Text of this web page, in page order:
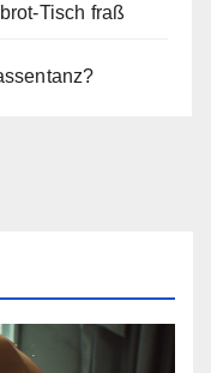
Tisch fraß